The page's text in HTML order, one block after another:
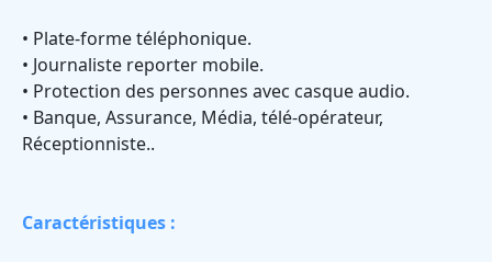
• Plate-forme téléphonique.
• Journaliste reporter mobile.
• Protection des personnes avec casque audio.
• Banque, Assurance, Média, télé-opérateur,
Réceptionniste..
Caractéristiques :